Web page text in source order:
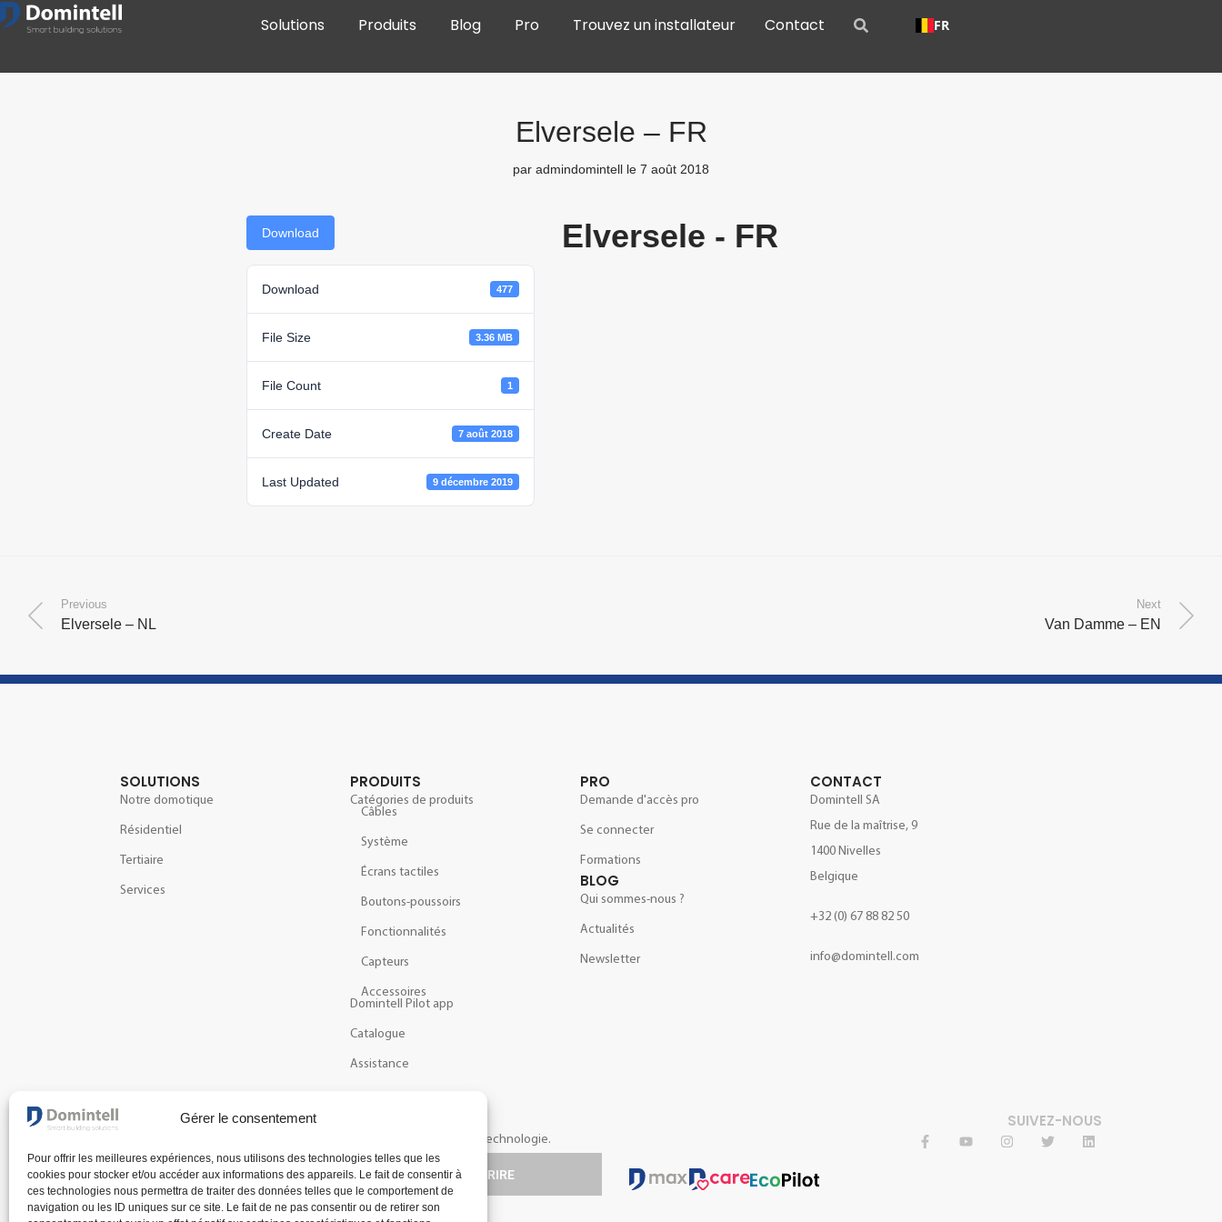
Gérer le consentement
Pour offrir les meilleures expériences, nous utilisons des technologies telles que les
cookies pour stocker et/ou accéder aux informations des appareils. Le fait de consentir à
ces technologies nous permettra de traiter des données telles que le comportement de
navigation ou les ID uniques sur ce site. Le fait de ne pas consentir ou de retirer son
Solutions Produits Blog Pro Trouvez un installateur Contact FR
Elversele – FR
par admindomintell le 7 août 2018
Download
Download 477
File Size 3.36 MB
File Count 1
Create Date 7 août 2018
Last Updated 9 décembre 2019
Elversele - FR
Previous
Elversele – NL
Next
Van Damme – EN
SOLUTIONS
Notre domotique
Résidentiel
Tertiaire
Services
PRODUITS
Catégories de produits
Câbles
Système
Écrans tactiles
Boutons-poussoirs
Fonctionnalités
Capteurs
Accessoires
Domintell Pilot app
Catalogue
Assistance
PRO
Demande d'accès pro
Se connecter
Formations
BLOG
Qui sommes-nous ?
Actualités
Newsletter
CONTACT
Domintell SA
Rue de la maîtrise, 9
1400 Nivelles
Belgique
+32 (0) 67 88 82 50
info@domintell.com
NEWSLETTER
Recevez les dernières actualités et nouveautés à propos de notre technologie.
S'INSCRIRE
SUIVEZ-NOUS